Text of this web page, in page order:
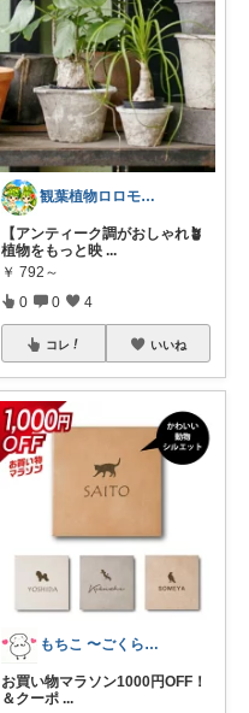
観葉植物ロロモ🌿おしゃれ部屋
【アンティーク調がおしゃれ🪴
植物をもっと映 ...
￥ 792～
0 0 4
コレ いいね
もちこ 〜ごくらく＆かわいい生活♪
お買い物マラソン1000円OFF！
＆クーポ ...